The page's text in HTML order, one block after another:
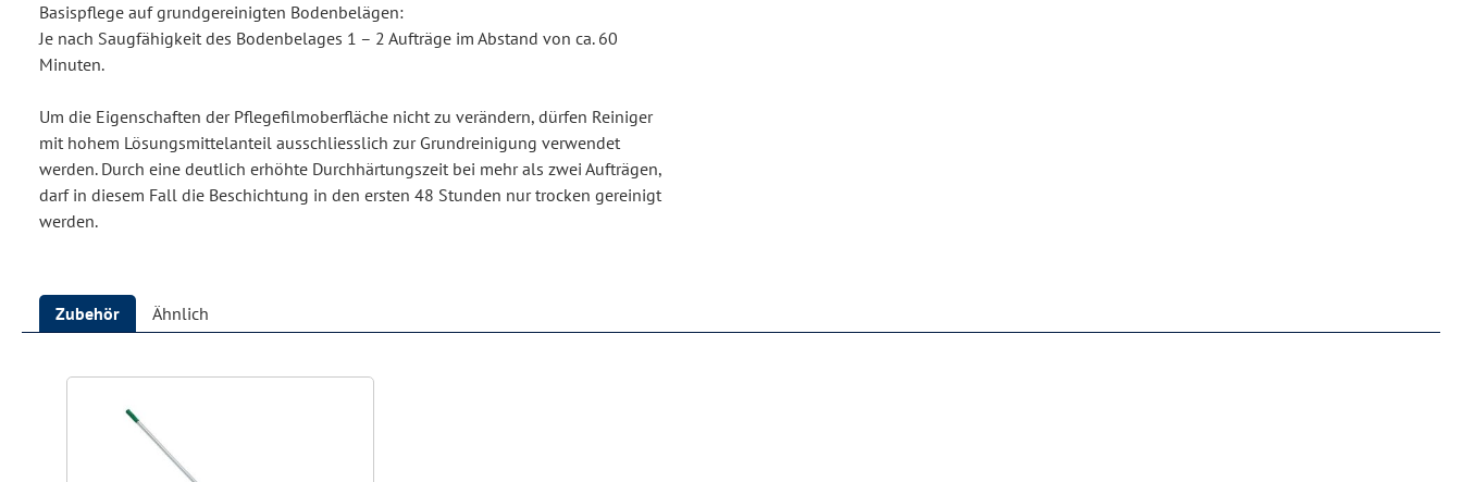
Basispflege auf grundgereinigten Bodenbelägen:
Je nach Saugfähigkeit des Bodenbelages 1 – 2 Aufträge im Abstand von ca. 60
Minuten.
Um die Eigenschaften der Pflegefilmoberfläche nicht zu verändern, dürfen Reiniger
mit hohem Lösungsmittelanteil ausschliesslich zur Grundreinigung verwendet
werden. Durch eine deutlich erhöhte Durchhärtungszeit bei mehr als zwei Aufträgen,
darf in diesem Fall die Beschichtung in den ersten 48 Stunden nur trocken gereinigt
werden.
Zubehör Ähnlich